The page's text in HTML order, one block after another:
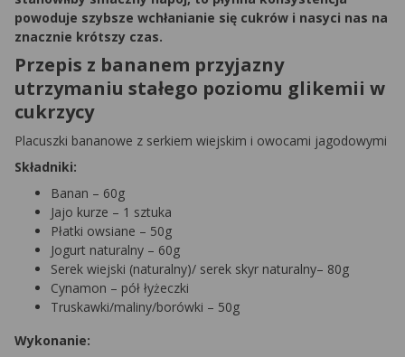
powoduje szybsze wchłanianie się cukrów i nasyci nas na
znacznie krótszy czas.
Przepis z bananem przyjazny
utrzymaniu stałego poziomu glikemii w
cukrzycy
Placuszki bananowe z serkiem wiejskim i owocami jagodowymi
Składniki:
Banan – 60g
Jajo kurze – 1 sztuka
Płatki owsiane – 50g
Jogurt naturalny – 60g
Serek wiejski (naturalny)/ serek skyr naturalny– 80g
Cynamon – pół łyżeczki
Truskawki/maliny/borówki – 50g
Wykonanie: